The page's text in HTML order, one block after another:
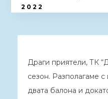
2022
Драги приятели, ТК
сезон. Разполагаме
двата балона и